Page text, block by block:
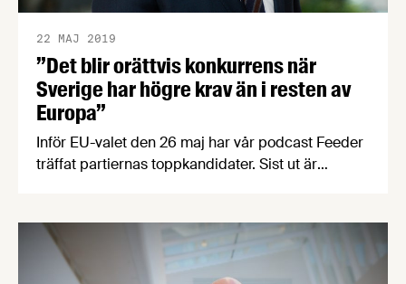
”Det blir orättvis konkurrens när
Sverige har högre krav än i resten av
Europa”
22 MAJ 2019
Inför EU-valet den 26 maj har vår podcast Feeder
träffat partiernas toppkandidater. Sist ut är
hur EU kan främja FoU, GMO, frihandelsavtal och
mycket mer. Lyssna och läs!